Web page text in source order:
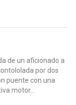
de un aficionado a
por dos
puente con una
motor...